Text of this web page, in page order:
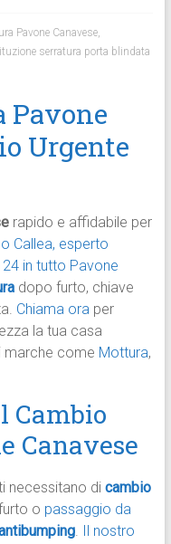
Pavone Canavese,
serratura porta blindata
Pavone
Urgente
rapido e affidabile per
Callea, esperto
in tutto Pavone
dopo furto, chiave
Chiama oraper
la tua casa
come Mottura,
Cambio
Canavese
necessitano di cambio
o passaggio da
.
Il nostro